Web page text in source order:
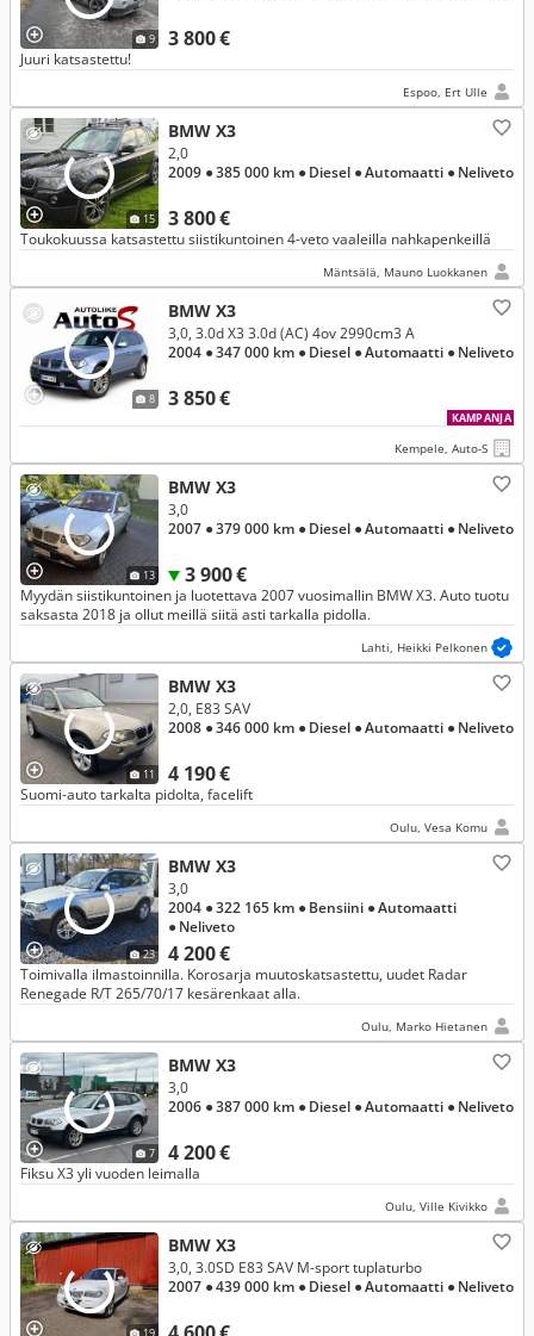
9 3 800 €
Juuri katsastettu!
Espoo, Ert Ulle
15
BMW X3
3 800 €
2,0
2009 ● 385 000 km ● Diesel ● Automaatti ● Neliveto
Toukokuussa katsastettu siistikuntoinen 4-veto vaaleilla nahkapenkeillä
Mäntsälä, Mauno Luokkanen
8
BMW X3
3 850 €
3,0, 3.0d X3 3.0d (AC) 4ov 2990cm3 A
2004 ● 347 000 km ● Diesel ● Automaatti ● Neliveto
KAMPANJA
Kempele, Auto-S
13
BMW X3
3 900 €
3,0
2007 ● 379 000 km ● Diesel ● Automaatti ● Neliveto
Myydän siistikuntoinen ja luotettava 2007 vuosimallin BMW X3. Auto tuotu
saksasta 2018 ja ollut meillä siitä asti tarkalla pidolla.
Lahti, Heikki Pelkonen
11
BMW X3
4 190 €
2,0, E83 SAV
2008 ● 346 000 km ● Diesel ● Automaatti ● Neliveto
Suomi-auto tarkalta pidolta, facelift
Oulu, Vesa Komu
23
BMW X3
4 200 €
3,0
2004 ● 322 165 km ● Bensiini ● Automaatti
● Neliveto
Toimivalla ilmastoinnilla. Korosarja muutoskatsastettu, uudet Radar
Renegade R/T 265/70/17 kesärenkaat alla.
Oulu, Marko Hietanen
7
BMW X3
4 200 €
3,0
2006 ● 387 000 km ● Diesel ● Automaatti ● Neliveto
Fiksu X3 yli vuoden leimalla
Oulu, Ville Kivikko
BMW X3
3,0, 3.0SD E83 SAV M-sport tuplaturbo
2007 ● 439 000 km ● Diesel ● Automaatti ● Neliveto